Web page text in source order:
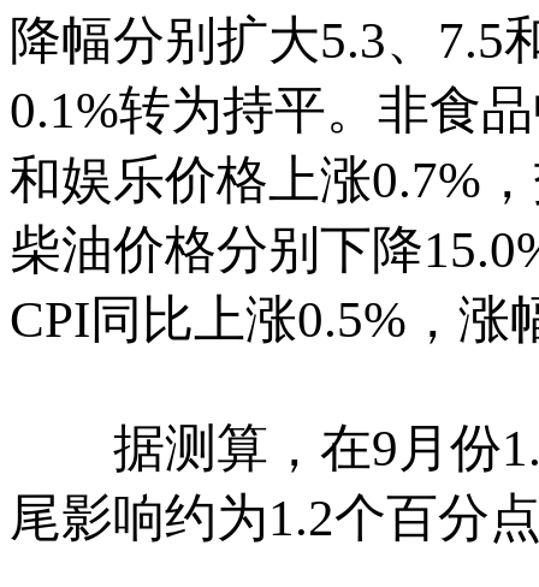
降幅分别扩大5.3、7.5
0.1%转为持平。非食
和娱乐价格上涨0.7%
柴油价格分别下降
CPI同比上涨0.5%，涨
据测算，在9月份
尾影响约为1.2个百分